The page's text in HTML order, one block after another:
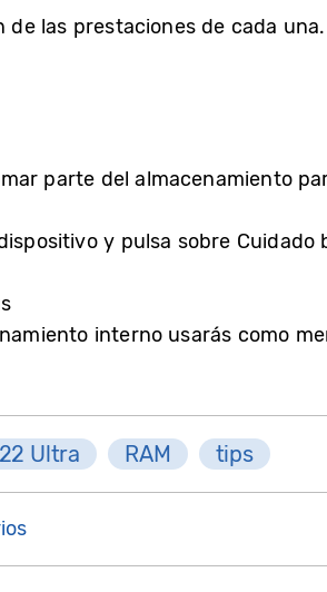
las prestaciones de cada una.
parte del almacenamiento
y pulsa sobre Cuidado
interno usarás como
Ultra RAM tips